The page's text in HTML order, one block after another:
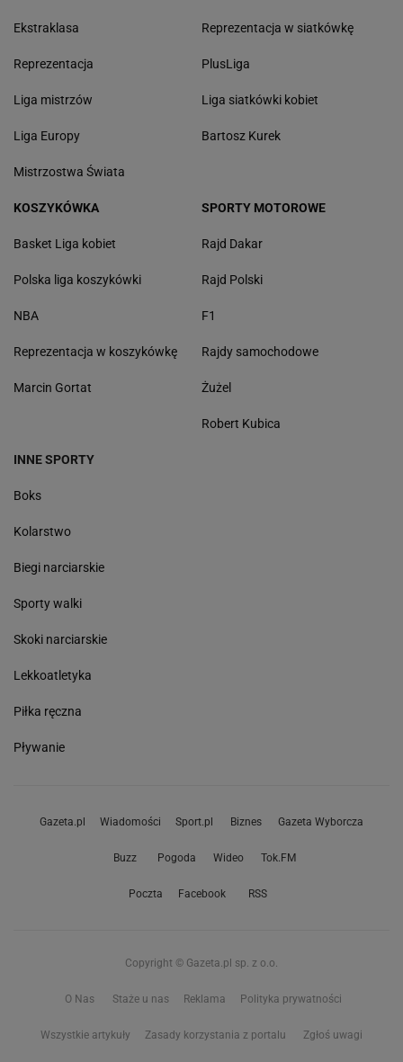
Ekstraklasa
Reprezentacja
Liga mistrzów
Liga Europy
Mistrzostwa Świata
Reprezentacja w siatkówkę
PlusLiga
Liga siatkówki kobiet
Bartosz Kurek
KOSZYKÓWKA
Basket Liga kobiet
Polska liga koszykówki
NBA
Reprezentacja w koszykówkę
Marcin Gortat
SPORTY MOTOROWE
Rajd Dakar
Rajd Polski
F1
Rajdy samochodowe
Żużel
Robert Kubica
INNE SPORTY
Boks
Kolarstwo
Biegi narciarskie
Sporty walki
Skoki narciarskie
Lekkoatletyka
Piłka ręczna
Pływanie
Gazeta.pl Wiadomości Sport.pl Biznes Gazeta Wyborcza
Buzz Pogoda Wideo Tok.FM
Poczta Facebook RSS
Copyright © Gazeta.pl sp. z o.o.
O Nas Staże u nas Reklama Polityka prywatności
Wszystkie artykuły Zasady korzystania z portalu Zgłoś uwagi